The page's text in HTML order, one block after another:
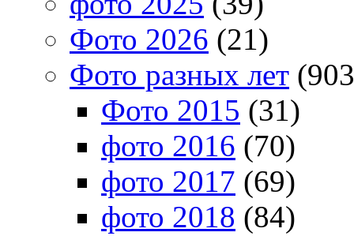
Фото 2026 (21)
Фото разных лет
Фото 2015 (31)
фото 2016 (70)
фото 2017 (69)
фото 2018 (84)